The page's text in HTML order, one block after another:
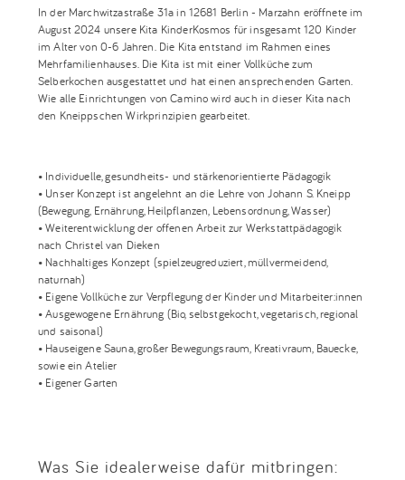
In der Marchwitzastraße 31a in 12681 Berlin - Marzahn eröffnete im
August 2024 unsere Kita KinderKosmos für insgesamt 120 Kinder
im Alter von 0-6 Jahren. Die Kita entstand im Rahmen eines
Mehrfamilienhauses. Die Kita ist mit einer Vollküche zum
Selberkochen ausgestattet und hat einen ansprechenden Garten.
Wie alle Einrichtungen von Camino wird auch in dieser Kita nach
den Kneippschen Wirkprinzipien gearbeitet.
• Individuelle, gesundheits- und stärkenorientierte Pädagogik
• Unser Konzept ist angelehnt an die Lehre von Johann S. Kneipp
(Bewegung, Ernährung, Heilpflanzen, Lebensordnung, Wasser)
• Weiterentwicklung der offenen Arbeit zur Werkstattpädagogik
nach Christel van Dieken
• Nachhaltiges Konzept (spielzeugreduziert, müllvermeidend,
naturnah)
• Eigene Vollküche zur Verpflegung der Kinder und Mitarbeiter:innen
• Ausgewogene Ernährung (Bio, selbstgekocht, vegetarisch, regional
und saisonal)
• Hauseigene Sauna, großer Bewegungsraum, Kreativraum, Bauecke,
sowie ein Atelier
• Eigener Garten
Was Sie idealerweise dafür mitbringen: